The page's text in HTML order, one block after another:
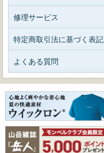
修理サービス
特定商取引法に基づく表記
よくある質問